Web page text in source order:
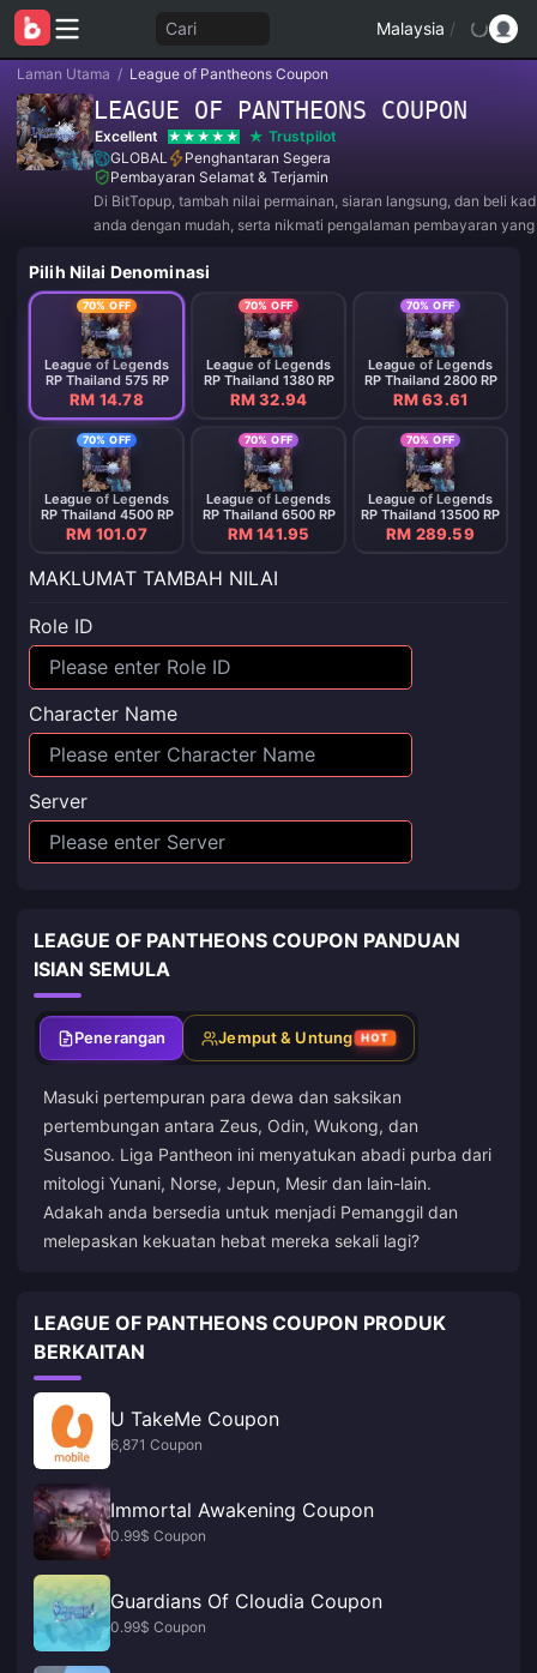
Cari Malaysia /
Laman Utama / League of Pantheons Coupon
LEAGUE OF PANTHEONS COUPON
Excellent
Trustpilot
GLOBAL
Penghantaran Segera
Pembayaran Selamat & Terjamin
Di BitTopup, tambah nilai permainan, siaran langsung, dan beli
anda dengan mudah, serta nikmati pengalaman pembayaran
Pilih Nilai Denominasi
70% OFF
League of Legends
RP Thailand 575 RP
RM 14.78
70% OFF
League of Legends
RP Thailand 1380 RP
RM 32.94
70% OFF
League of Legends
RP Thailand 2800 RP
RM 63.61
70% OFF
League of Legends
RP Thailand 4500 RP
RM 101.07
70% OFF
League of Legends
RP Thailand 6500 RP
RM 141.95
70% OFF
League of Legends
RP Thailand 13500 RP
RM 289.59
MAKLUMAT TAMBAH NILAI
Role ID
Character Name
Server
LEAGUE OF PANTHEONS COUPON PANDUAN
ISIAN SEMULA
Penerangan Jemput & Untung HOT
Masuki pertempuran para dewa dan saksikan
pertembungan antara Zeus, Odin, Wukong, dan
Susanoo. Liga Pantheon ini menyatukan abadi purba dari
mitologi Yunani, Norse, Jepun, Mesir dan lain-lain.
Adakah anda bersedia untuk menjadi Pemanggil dan
melepaskan kekuatan hebat mereka sekali lagi?
LEAGUE OF PANTHEONS COUPON PRODUK
BERKAITAN
U TakeMe Coupon
6,871 Coupon
Immortal Awakening Coupon
0.99$ Coupon
Guardians Of Cloudia Coupon
0.99$ Coupon